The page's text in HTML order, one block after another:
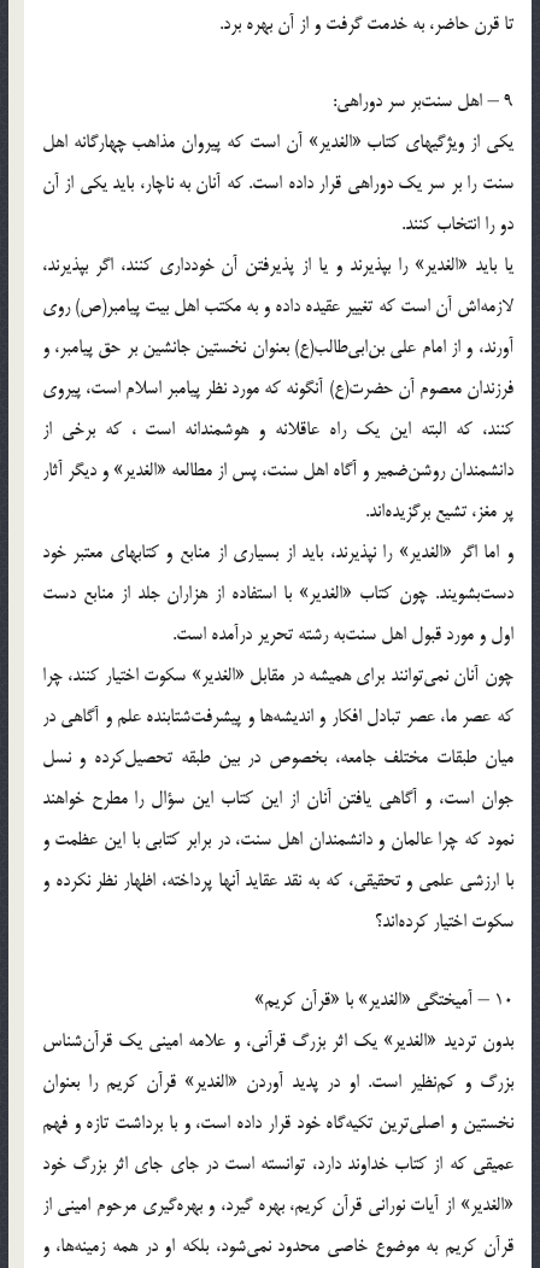
تا قرن حاضر، به خدمت گرفت و از آن بهره برد.
9 – اهل سنت‌بر سر دوراهی:
یکی از ویژگیهای کتاب «الغدیر» آن است که پیروان مذاهب چهارگانه اهل
سنت را بر سر یک دوراهی قرار داده است. که آنان به ناچار، باید یکی از آن
دو را انتخاب کنند.
یا باید «الغدیر» را بپذیرند و یا از پذیرفتن آن خودداری کنند، اگر بپذیرند،
لازمه‌اش آن است که تغییر عقیده داده و به مکتب اهل بیت پیامبر(ص) روی
آورند، و از امام علی بن‌ابی‌طالب(ع) بعنوان نخستین جانشین بر حق پیامبر، و
فرزندان معصوم آن حضرت(ع) آنگونه که مورد نظر پیامبر اسلام است، پیروی
کنند، که البته این یک راه عاقلانه و هوشمندانه است ، که برخی از
دانشمندان روشن‌ضمیر و آگاه اهل سنت، پس از مطالعه «الغدیر» و دیگر آثار
پر مغز، تشیع برگزیده‌اند.
و اما اگر «الغدیر» را نپذیرند، باید از بسیاری از منابع و کتابهای معتبر خود
دست‌بشویند. چون کتاب «الغدیر» با استفاده از هزاران جلد از منابع دست
اول و مورد قبول اهل سنت‌به رشته تحریر درآمده است.
چون آنان نمی‌توانند برای همیشه در مقابل «الغدیر» سکوت اختیار کنند، چرا
که عصر ما، عصر تبادل افکار و اندیشه‌ها و پیشرفت‌شتابنده علم و آگاهی در
میان طبقات مختلف جامعه، بخصوص در بین طبقه تحصیل‌کرده و نسل
جوان است، و آگاهی یافتن آنان از این کتاب این سؤال را مطرح خواهند
نمود که چرا عالمان و دانشمندان اهل سنت، در برابر کتابی با این عظمت و
با ارزشی علمی و تحقیقی، که به نقد عقاید آنها پرداخته، اظهار نظر نکرده و
سکوت اختیار کرده‌اند؟
10 – آمیختگی «الغدیر» با «قرآن کریم‌»
بدون تردید «الغدیر» یک اثر بزرگ قرآنی، و علامه امینی یک قرآن‌شناس
بزرگ و کم‌نظیر است. او در پدید آوردن «الغدیر» قرآن کریم را بعنوان
نخستین و اصلی‌ترین تکیه‌گاه خود قرار داده است، و با برداشت تازه و فهم
عمیقی که از کتاب خداوند دارد، توانسته است در جای جای اثر بزرگ خود
«الغدیر» از آیات نورانی قرآن کریم، بهره گیرد، و بهره‌گیری مرحوم امینی از
قرآن کریم به موضوع خاصی محدود نمی‌شود، بلکه او در همه زمینه‌ها، و